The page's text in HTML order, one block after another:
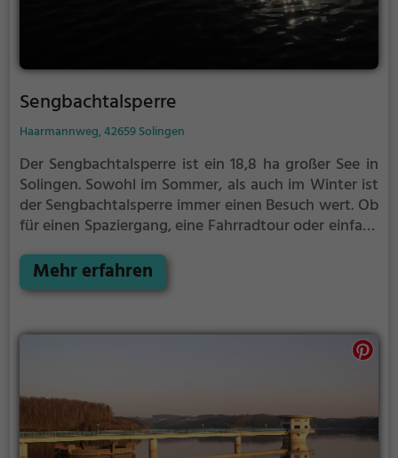
Sengbachtalsperre
Haarmannweg, 42659 Solingen
Der Sengbachtalsperre ist ein 18,8 ha großer See in
Solingen. Sowohl im Sommer, als auch im Winter ist
der Sengbachtalsperre immer einen Besuch wert. Ob
für einen Spaziergang, eine Fahrradtour oder einfach
bietet zahlreiche Möglichkeiten für
Freizeitaktivitäten.
Mehr erfahren